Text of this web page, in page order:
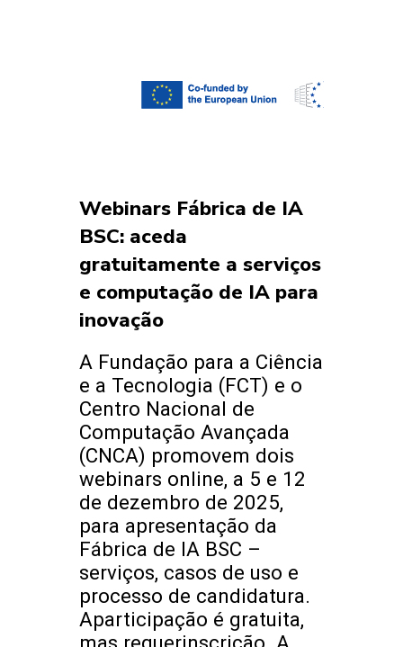
Webinars Fábrica de IA
BSC: aceda
gratuitamente a serviços
e computação de IA para
inovação
A Fundação para a Ciência
e a Tecnologia (FCT) e o
Centro Nacional de
Computação Avançada
(CNCA) promovem dois
webinars online, a 5 e 12
de dezembro de 2025,
para apresentação da
Fábrica de IA BSC –
serviços, casos de uso e
processo de candidatura.
Aparticipação é gratuita,